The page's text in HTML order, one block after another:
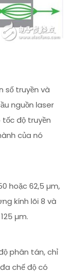
số truyền và
nguồn laser
độ truyền
của nó
hoặc 62,5 µm,
kính lõi 8 và
µm.
phân tán, chỉ
chế độ có